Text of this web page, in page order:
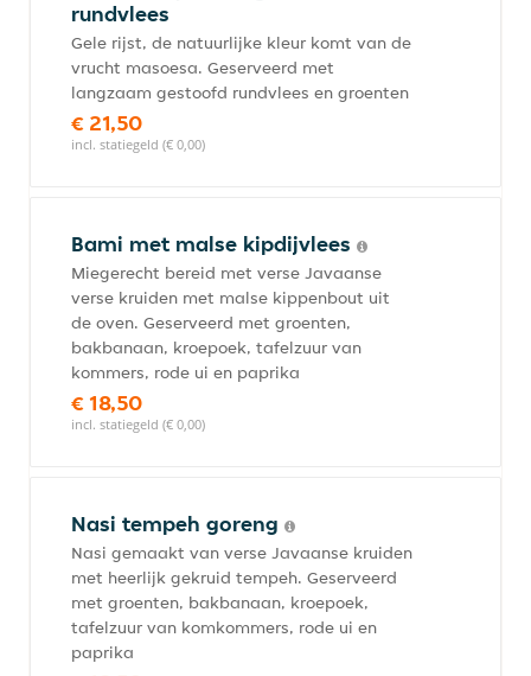
rundvlees
Gele rijst, de natuurlijke kleur komt van de
vrucht masoesa. Geserveerd met
langzaam gestoofd rundvlees en groenten
€ 21,50
incl. statiegeld (€ 0,00)
Bami met malse kipdijvlees
Miegerecht bereid met verse Javaanse
verse kruiden met malse kippenbout uit
de oven. Geserveerd met groenten,
bakbanaan, kroepoek, tafelzuur van
kommers, rode ui en paprika
€ 18,50
incl. statiegeld (€ 0,00)
Nasi tempeh goreng
Nasi gemaakt van verse Javaanse kruiden
met heerlijk gekruid tempeh. Geserveerd
met groenten, bakbanaan, kroepoek,
tafelzuur van komkommers, rode ui en
paprika